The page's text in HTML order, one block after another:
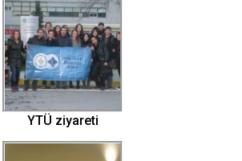
YTÜ ziyareti